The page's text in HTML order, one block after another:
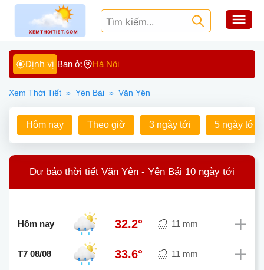
Định vị Bạn ở: Hà Nội
Xem Thời Tiết » Yên Bái » Văn Yên
Hôm nay Theo giờ 3 ngày tới 5 ngày tới
Dự báo thời tiết Văn Yên - Yên Bái 10 ngày tới
Hôm nay 32.2° 11 mm
T7 08/08 33.6° 11 mm